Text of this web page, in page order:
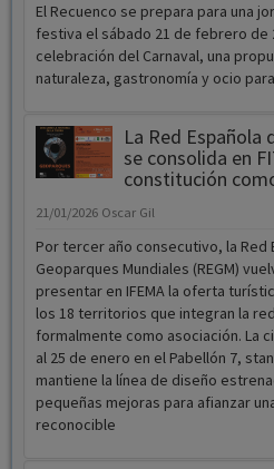
El Recuenco se prepara para una
festiva el sábado 21 de febrero de
celebración del Carnaval, una
naturaleza, gastronomía y ocio
La Red Española
se consolida en
constitución
21/01/2026 Oscar Gil
Por tercer año consecutivo, la Red
Geoparques Mundiales (REGM)
presentar en IFEMA la oferta
los 18 territorios que integran la
formalmente como asociación. La
al 25 de enero en el Pabellón 7,
mantiene la línea de diseño
pequeñas mejoras para afianzar
reconocible